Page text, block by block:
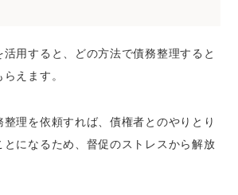
用すると、どの方法で債務整理すると
えます。
整理を依頼すれば、債権者とのやりとり
とになるため、督促のストレスから解放